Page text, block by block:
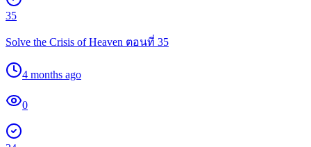
35
Solve the Crisis of Heaven ตอนที่ 35
4 months ago
0